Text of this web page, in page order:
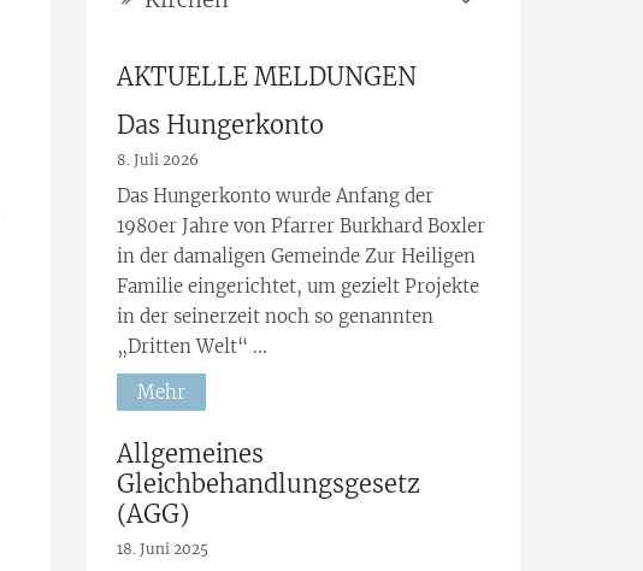
AKTUELLE MELDUNGEN
Das Hungerkonto
8. Juli 2026
Das Hungerkonto wurde Anfang der
1980er Jahre von Pfarrer Burkhard Boxler
in der damaligen Gemeinde Zur Heiligen
Familie eingerichtet, um gezielt Projekte
in der seinerzeit noch so genannten
„Dritten Welt“ ...
Mehr
Allgemeines
Gleichbehandlungsgesetz
(AGG)
18. Juni 2025